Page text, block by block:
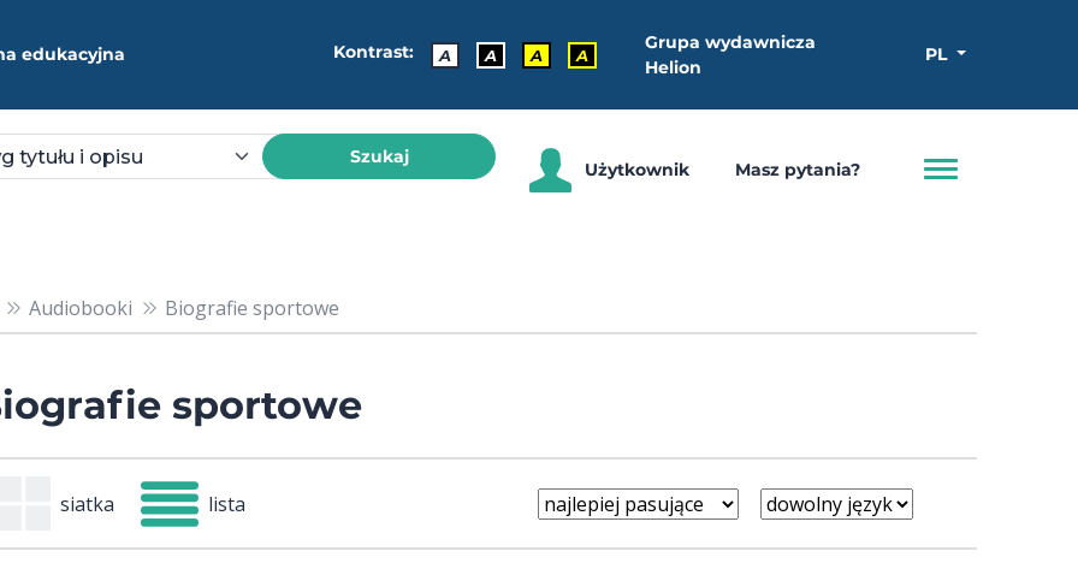
edukacyjna Kontrast: A A A A
Grupa wydawnicza
Helion
PL
Szukaj
Użytkownik Masz pytania?
Audiobooki Biografie sportowe
sportowe
siatka lista